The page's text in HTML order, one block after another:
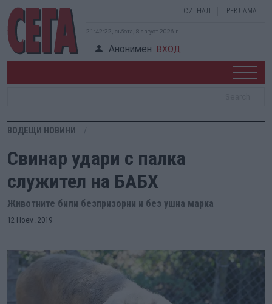
СИГНАЛ РЕКЛАМА
21:42:22, събота, 8 август 2026 г.
Анонимен ВХОД
ВОДЕЩИ НОВИНИ
Свинар удари с палка
служител на БАБХ
Животните били безпризорни и без ушна марка
12 Ноем. 2019